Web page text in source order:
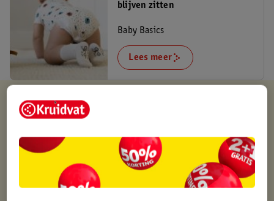
blijven zitten
Baby Basics
Lees meer
Kruidvat is altijd voordelig
Op werkdagen voor 22:00 uur besteld, volgende dag in huis
Gratis thuisbezorgd vanaf 50.00
Gratis retourneren binnen 30 dagen
Gratis punten met je Kruidvat kaart